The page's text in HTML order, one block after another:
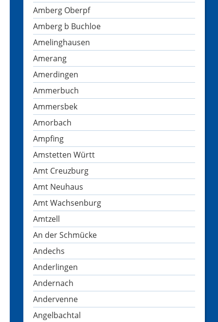
Amberg Oberpf
Amberg b Buchloe
Amelinghausen
Amerang
Amerdingen
Ammerbuch
Ammersbek
Amorbach
Ampfing
Amstetten Württ
Amt Creuzburg
Amt Neuhaus
Amt Wachsenburg
Amtzell
An der Schmücke
Andechs
Anderlingen
Andernach
Andervenne
Angelbachtal